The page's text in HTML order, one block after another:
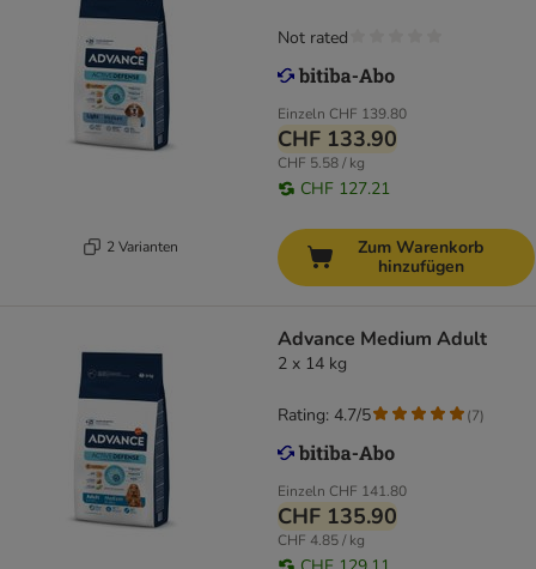
2 Varianten
Einzeln CHF 139.80
CHF 133.90
CHF 5.58 / kg
CHF 127.21
Not rated
Zum Warenkorb
hinzufügen
Advance Medium Adult
2 x 14 kg
Einzeln CHF 141.80
CHF 135.90
CHF 4.85 / kg
Rating: 4.7/5 (7)